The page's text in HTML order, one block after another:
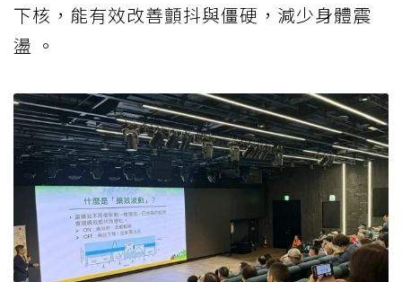
下核，能有效改善顫抖與僵硬，減少身體震
盪 。